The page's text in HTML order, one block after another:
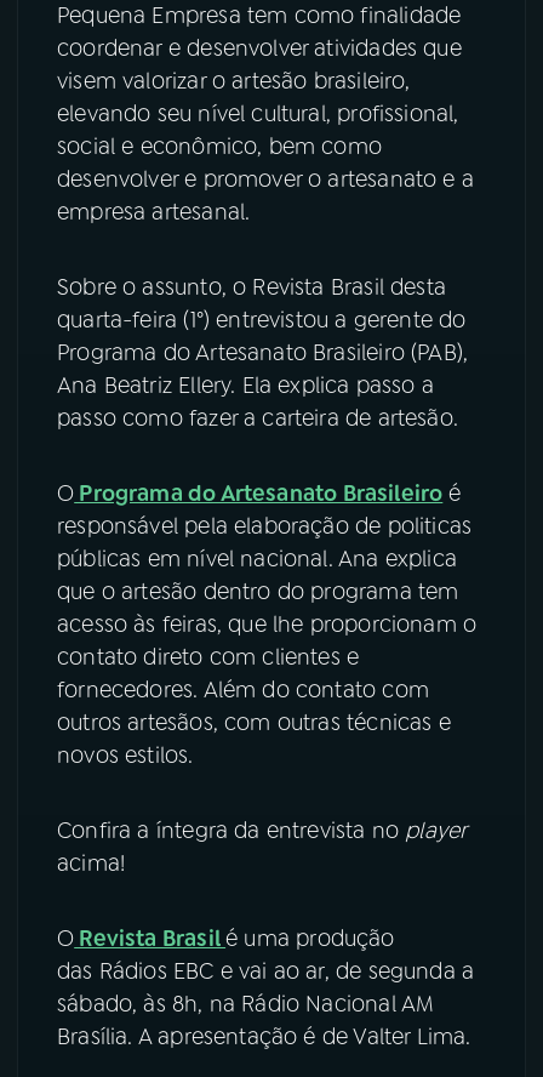
PODCASTS
06VIDEOCASTS
08 FESTIVAL DE MÚSICA
ACOMPANHE A RÁDIO NACIONAL
Facebook
TikTok
Pequena Empresa tem como finalidade
coordenar e desenvolver atividades que
visem valorizar o artesão brasileiro,
elevando seu nível cultural, profissional,
social e econômico, bem como
desenvolver e promover o artesanato e a
empresa artesanal.
Sobre o assunto, o Revista Brasil desta
quarta-feira (1°) entrevistou a gerente do
Programa do Artesanato Brasileiro (PAB),
Ana Beatriz Ellery. Ela explica passo a
passo como fazer a carteira de artesão.
O Programa do Artesanato Brasileiro é
responsável pela elaboração de politicas
públicas em nível nacional. Ana explica
que o artesão dentro do programa tem
acesso às feiras, que lhe proporcionam o
contato direto com clientes e
fornecedores. Além do contato com
outros artesãos, com outras técnicas e
novos estilos.
Confira a íntegra da entrevista no player
acima!
O Revista Brasilé uma produção
das Rádios EBC e vai ao ar, de segunda a
sábado, às 8h, na Rádio Nacional AM
Brasília. A apresentação é de Valter Lima.